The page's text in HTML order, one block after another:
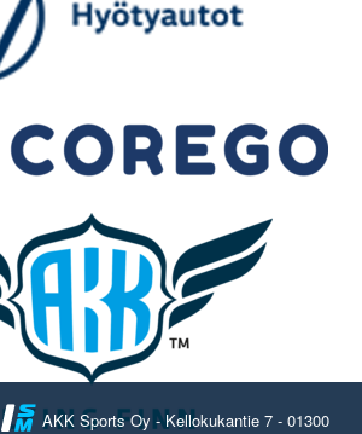
AKK Sports Oy - Kellokukantie 7 - 01300